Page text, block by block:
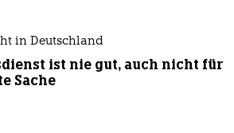
in Deutschland
ist nie gut, auch nicht für
Sache